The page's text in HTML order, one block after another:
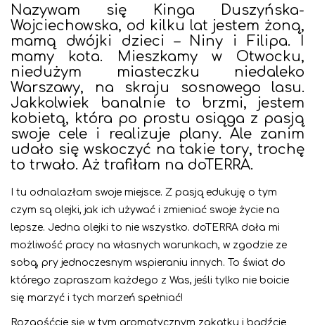
Nazywam się Kinga Duszyńska-
Wojciechowska, od kilku lat jestem żoną,
mamą dwójki dzieci – Niny i Filipa. I
mamy kota. Mieszkamy w Otwocku,
niedużym miasteczku niedaleko
Warszawy, na skraju sosnowego lasu.
Jakkolwiek banalnie to brzmi, jestem
kobietą, która po prostu osiąga z pasją
swoje cele i realizuje plany. Ale zanim
udało się wskoczyć na takie tory, trochę
to trwało. Aż trafiłam na doTERRA.
I tu odnalazłam swoje miejsce. Z pasją edukuję o tym
czym są olejki, jak ich używać i zmieniać swoje życie na
lepsze. Jedna olejki to nie wszystko. doTERRA dała mi
możliwość pracy na własnych warunkach, w zgodzie ze
sobą, pry jednoczesnym wspieraniu innych. To świat do
którego zapraszam każdego z Was, jeśli tylko nie boicie
się marzyć i tych marzeń spełniać!
Rozgośćcie się w tym aromatycznym zakątku i bądźcie